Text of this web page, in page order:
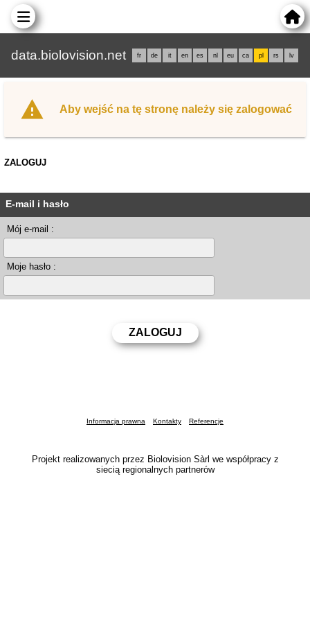
data.biolovision.net fr de it en es nl eu ca pl rs lv
Aby wejść na tę stronę należy się zalogować
ZALOGUJ
E-mail i hasło
Mój e-mail :
Moje hasło :
Informacja prawna Kontakty Referencje
Projekt realizowanych przez Biolovision Sàrl we współpracy z
siecią regionalnych partnerów